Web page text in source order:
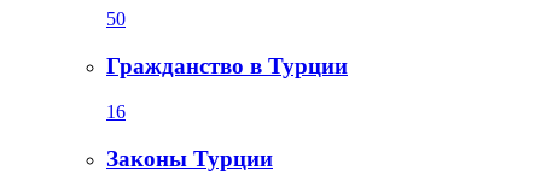
50
Гражданство в Турции
16
Законы Турции